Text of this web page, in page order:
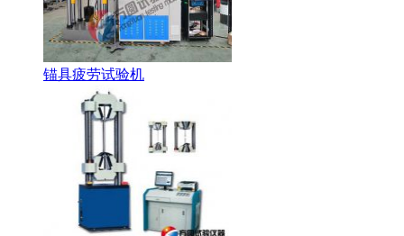
锚具疲劳试验机